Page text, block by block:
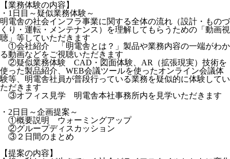
【業務体験の内容】
・1日目～疑似業務体験～
明電舎の社会インフラ事業に関する全体の流れ（設計・ものづ
くり・運転・メンテナンス）を理解してもらうための「動画視
聴」等していただきます
①会社紹介 「明電舎とは？」製品や業務内容の一端がわか
る動画などをご視聴いただきます
②疑似業務体験 CAD・図面体験、AR（拡張現実）技術を
使った製品紹介、WEB会議ツールを使ったオンライン会議体
験等、明電舎社員が普段行っている業務を疑似的に体験してい
ただきます
③オフィス見学 明電舎本社事務所内を見学いただきます
・2日目～企画提案～
①概要説明 ウォーミングアップ
②グループディスカッション
③２日間のまとめ
【提案の内容】